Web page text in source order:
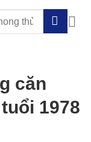
căn
1978